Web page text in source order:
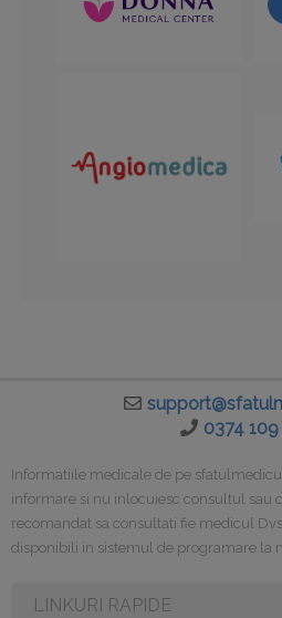
0374
Informatiile medicale de pe
informare si nu inlocuiesc consultul sau
recomandat sa consultati fie medicul
disponibili in sistemul de programare la
LINKURI RAPIDE